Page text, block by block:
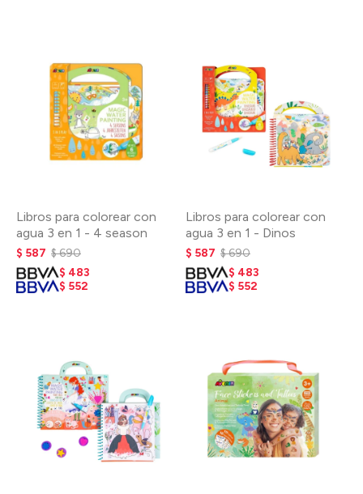
Libros para colorear con
agua 3 en 1 - 4 season
$ 587 $690
$ 483
$ 552
Libros para colorear con
agua 3 en 1 - Dinos
$ 587 $690
$ 483
$ 552